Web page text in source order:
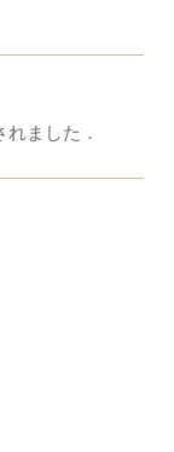
ました．